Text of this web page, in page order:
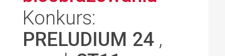
Konkurs:
PRELUDIUM 24 ,